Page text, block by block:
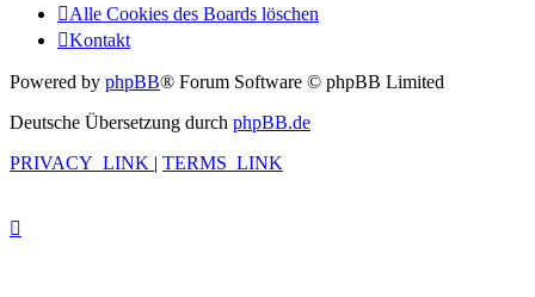
Alle Cookies des Boards löschen
Kontakt
Powered by phpBB® Forum Software © phpBB Limited
Deutsche Übersetzung durch phpBB.de
PRIVACY_LINK | TERMS_LINK